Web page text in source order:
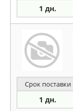
1 дн.
Срок поставки
1 дн.